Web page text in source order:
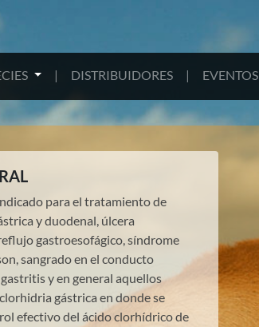
| DISTRIBUIDORES | EVENTOS
para el tratamiento de
y duodenal, úlcera
gastroesofágico, síndrome
sangrado en el conducto
y en general aquellos
gástrica en donde se
efectivo del ácido clorhídrico de